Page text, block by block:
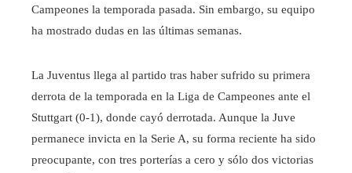
Campeones la temporada pasada. Sin embargo, su equipo
ha mostrado dudas en las últimas semanas.
La Juventus llega al partido tras haber sufrido su primera
derrota de la temporada en la Liga de Campeones ante el
Stuttgart (0-1), donde cayó derrotada. Aunque la Juve
permanece invicta en la Serie A, su forma reciente ha sido
preocupante, con tres porterías a cero y sólo dos victorias